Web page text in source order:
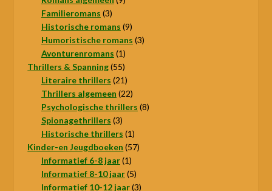
Familieromans 33
producten
Historische romans 99
producten
Humoristische romans 33
Avonturenromans 11
product
Thrillers & Spanning 5555
producten
Literaire thrillers 2121
producten
Thrillers algemeen 2222
producten
Psychologische thrillers 88
Spionagethrillers 33
producten
Historische thrillers 11
product
Kinder-en Jeugdboeken 5757
Informatief 6-8 jaar 11
product
Informatief 8-10 jaar 55
producten
Informatief 10-12 jaar 33